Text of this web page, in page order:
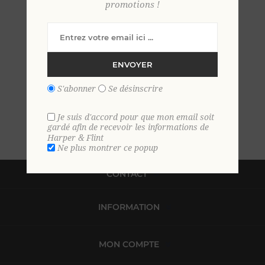
CONTACT
INFORMATION
MON COMPTE
promotions !
ENVOYER
S'abonner Se désinscrire
Je suis d'accord pour que mon email soit
gardé afin de recevoir les informations de
Harper & Flint
Ne plus montrer ce popup